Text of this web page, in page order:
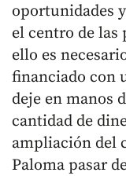
oportunidades
el centro de las
ello es
financiado con
deje en manos
cantidad de
ampliación del
Paloma pasar